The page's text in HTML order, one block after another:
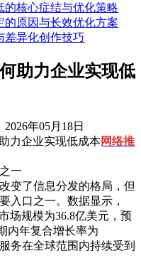
的核心症结与优化策略
的原因与长效优化方案
差异化创作技巧
助力企业实现低
年05月18日
力企业实现低成本网络推
一
变了信息分发的格局，但
入口之一。数据显示，
场规模为36.8亿美元，预
内年复合增长率为
务在全球范围内持续受到